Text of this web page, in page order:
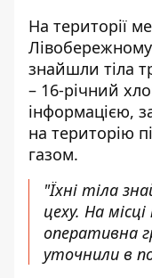
На території
знайшли тіла
– 16-річний
інформацією,
на територію
газом.
"Їхні тіла
цеху. На
оперативна
уточнили в